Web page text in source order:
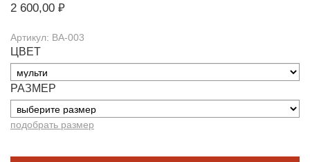
2 600,00 ₽
Артикул: BA-003
ЦВЕТ
РАЗМЕР
подобрать размер